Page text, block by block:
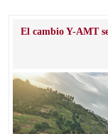
El cambio Y-AMT